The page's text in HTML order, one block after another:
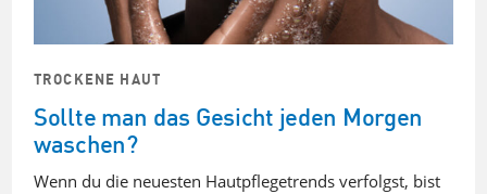
TROCKENE HAUT
Sollte man das Gesicht jeden Morgen
waschen?
Wenn du die neuesten Hautpflegetrends verfolgst, bist